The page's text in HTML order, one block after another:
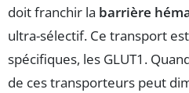
doit franchir la barrière
ultra-sélectif. Ce transport
spécifiques, les GLUT1.
de ces transporteurs peut